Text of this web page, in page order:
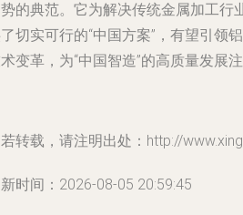
的典范。它为解决传统金属加工行
切实可行的“中国方案”，有望引领
变革，为“中国智造”的高质量发展
转载，请注明出处：http://
时间：2026-08-05 20:59:45